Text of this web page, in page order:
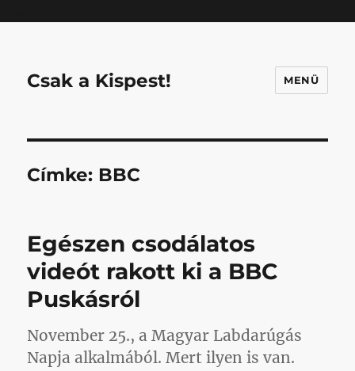
Csak a Kispest! MENÜ
Címke: BBC
Egészen csodálatos
videót rakott ki a BBC
Puskásról
November 25., a Magyar Labdarúgás
Napja alkalmából. Mert ilyen is van.